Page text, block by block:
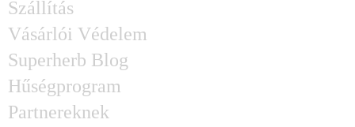
Szállítás
Vásárlói Védelem
Superherb Blog
Hűségprogram
Partnereknek